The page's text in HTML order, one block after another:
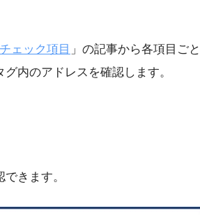
ェック項目 」の記事から各項目ごと
内のアドレスを確認します。
きます。